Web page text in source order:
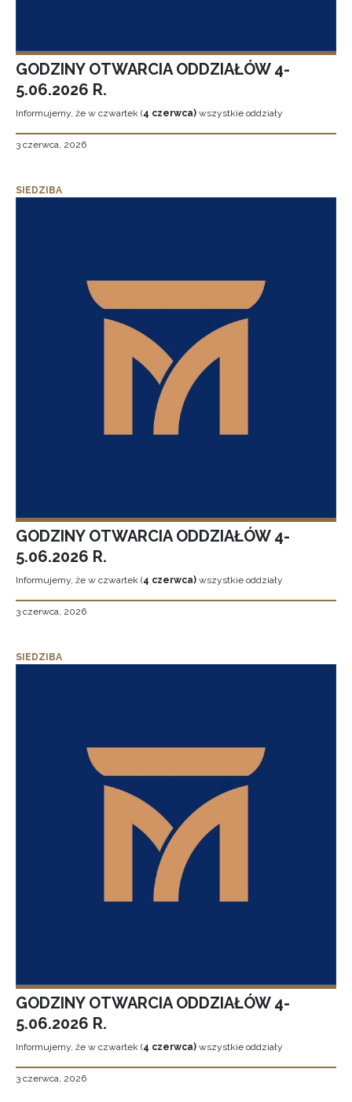
GODZINY OTWARCIA ODDZIAŁÓW 4-
5.06.2026 R.
Informujemy, że w czwartek (4 czerwca) wszystkie oddziały
3 czerwca, 2026
SIEDZIBA
GODZINY OTWARCIA ODDZIAŁÓW 4-
5.06.2026 R.
Informujemy, że w czwartek (4 czerwca) wszystkie oddziały
3 czerwca, 2026
SIEDZIBA
GODZINY OTWARCIA ODDZIAŁÓW 4-
5.06.2026 R.
Informujemy, że w czwartek (4 czerwca) wszystkie oddziały
3 czerwca, 2026